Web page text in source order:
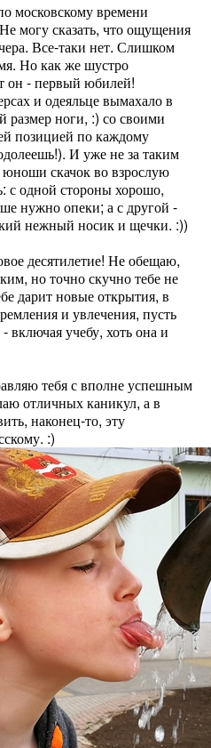
московскому времени
могу сказать, что ощущения
Все-таки нет. Слишком
Но как же шустро
он - первый юбилей!
и одеяльце вымахало в
размер ноги, :) со своими
позицией по каждому
И уже не за таким
скачок во взрослую
одной стороны хорошо,
нужно опеки; а с другой -
нежный носик и щечки. :))
десятилетие! Не обещаю,
но точно скучно тебе не
дарит новые открытия, в
и увлечения, пусть
включая учебу, хоть она и
тебя с вполне успешным
отличных каникул, а в
наконец-то, эту
:)